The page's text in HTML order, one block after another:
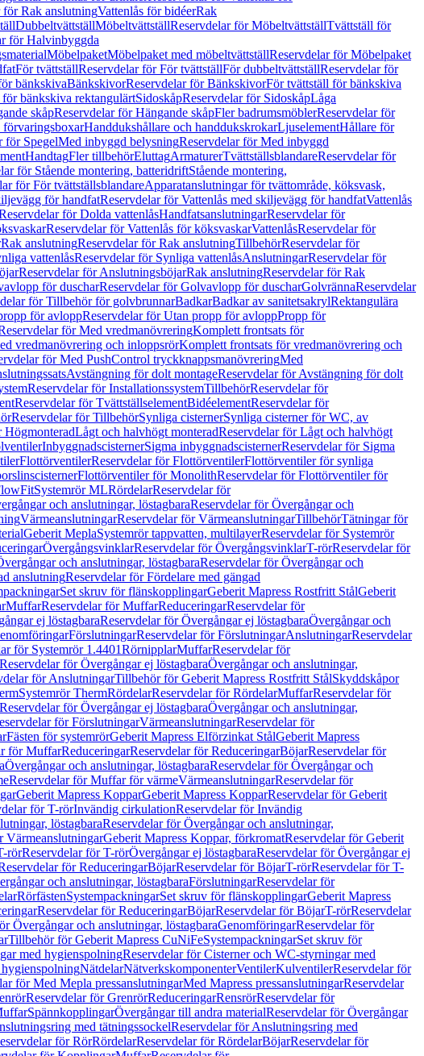
för Rak anslutningVattenlås för bidéerRak
DubbeltvättställMöbeltvättställReservdelar för MöbeltvättställTvättställ för
för Halvinbyggda
MöbelpaketMöbelpaket med möbeltvättställReservdelar för Möbelpaket
För tvättställReservdelar för För tvättställFör dubbeltvättställReservdelar för
bänkskivaBänkskivorReservdelar för BänkskivorFör tvättställ för bänkskiva
bänkskiva rektangulärtSidoskåpReservdelar för SidoskåpLåga
skåpReservdelar för Hängande skåpFler badrumsmöblerReservdelar för
förvaringsboxarHanddukshållare och handdukskrokarLjuselementHållare för
för SpegelMed inbyggd belysningReservdelar för Med inbyggd
HandtagFler tillbehörEluttagArmaturerTvättställsblandareReservdelar för
för Stående montering, batteridriftStående montering,
för För tvättställsblandareApparatanslutningar för tvättområde, köksvask,
för handfatReservdelar för Vattenlås med skiljevägg för handfatVattenlås
för Dolda vattenlåsHandfatsanslutningarReservdelar för
Reservdelar för Vattenlås för köksvaskarVattenlåsReservdelar för
Rak anslutningReservdelar för Rak anslutningTillbehörReservdelar för
vattenlåsReservdelar för Synliga vattenlåsAnslutningarReservdelar för
Reservdelar för AnslutningsböjarRak anslutningReservdelar för Rak
för duscharReservdelar för Golvavlopp för duscharGolvrännaReservdelar
för Tillbehör för golvbrunnarBadkarBadkar av sanitetsakrylRektangulära
för avloppReservdelar för Utan propp för avloppPropp för
för Med vredmanövreringKomplett frontsats för
vredmanövrering och inloppsrörKomplett frontsats för vredmanövrering och
för Med PushControl tryckknappsmanövreringMed
Avstängning för dolt montageReservdelar för Avstängning för dolt
Reservdelar för InstallationssystemTillbehörReservdelar för
Reservdelar för TvättställselementBidéelementReservdelar för
Reservdelar för TillbehörSynliga cisternerSynliga cisterner för WC, av
HögmonteradLågt och halvhögt monteradReservdelar för Lågt och halvhögt
InbyggnadscisternerSigma inbyggnadscisternerReservdelar för Sigma
FlottörventilerReservdelar för FlottörventilerFlottörventiler för synliga
Flottörventiler för MonolithReservdelar för Flottörventiler för
Systemrör MLRördelarReservdelar för
och anslutningar, löstagbaraReservdelar för Övergångar och
VärmeanslutningarReservdelar för VärmeanslutningarTillbehörTätningar för
Geberit MeplaSystemrör tappvatten, multilayerReservdelar för Systemrör
ÖvergångsvinklarReservdelar för ÖvergångsvinklarT-rörReservdelar för
och anslutningar, löstagbaraReservdelar för Övergångar och
anslutningReservdelar för Fördelare med gängad
Set skruv för flänskopplingarGeberit Mapress Rostfritt StålGeberit
MuffarReservdelar för MuffarReduceringarReservdelar för
ej löstagbaraReservdelar för Övergångar ej löstagbaraÖvergångar och
FörslutningarReservdelar för FörslutningarAnslutningarReservdelar
för Systemrör 1.4401RörnipplarMuffarReservdelar för
Reservdelar för Övergångar ej löstagbaraÖvergångar och anslutningar,
för AnslutningarTillbehör för Geberit Mapress Rostfritt StålSkyddskåpor
Systemrör ThermRördelarReservdelar för RördelarMuffarReservdelar för
Reservdelar för Övergångar ej löstagbaraÖvergångar och anslutningar,
för FörslutningarVärmeanslutningarReservdelar för
Fästen för systemrörGeberit Mapress Elförzinkat StålGeberit Mapress
för MuffarReduceringarReservdelar för ReduceringarBöjarReservdelar för
Övergångar och anslutningar, löstagbaraReservdelar för Övergångar och
Reservdelar för Muffar för värmeVärmeanslutningarReservdelar för
Geberit Mapress KopparGeberit Mapress KopparReservdelar för Geberit
för T-rörInvändig cirkulationReservdelar för Invändig
löstagbaraReservdelar för Övergångar och anslutningar,
VärmeanslutningarGeberit Mapress Koppar, förkromatReservdelar för Geberit
rörReservdelar för T-rörÖvergångar ej löstagbaraReservdelar för Övergångar ej
för ReduceringarBöjarReservdelar för BöjarT-rörReservdelar för T-
och anslutningar, löstagbaraFörslutningarReservdelar för
RörfästenSystempackningarSet skruv för flänskopplingarGeberit Mapress
Reservdelar för ReduceringarBöjarReservdelar för BöjarT-rörReservdelar
Övergångar och anslutningar, löstagbaraGenomföringarReservdelar för
Tillbehör för Geberit Mapress CuNiFeSystempackningarSet skruv för
med hygienspolningReservdelar för Cisterner och WC-styrningar med
NätdelarNätverkskomponenterVentilerKulventilerReservdelar för
för Med Mepla pressanslutningarMed Mapress pressanslutningarReservdelar
Reservdelar för GrenrörReduceringarRensrörReservdelar för
SpännkopplingarÖvergångar till andra materialReservdelar för Övergångar
med tätningssockelReservdelar för Anslutningsring med
för RörRördelarReservdelar för RördelarBöjarReservdelar för